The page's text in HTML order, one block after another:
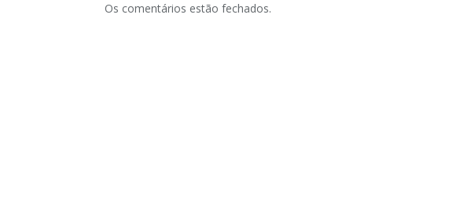
Os comentários estão fechados.